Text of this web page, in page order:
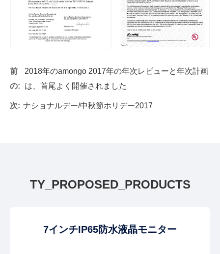
前
の:
2018年のamongo 2017年の年次レビューと年次計画
は、首尾よく開催されました
次: ナショナルデー/中秋節ホリデー2017
TY_PROPOSED_PRODUCTS
7インチIP65防水液晶モニター